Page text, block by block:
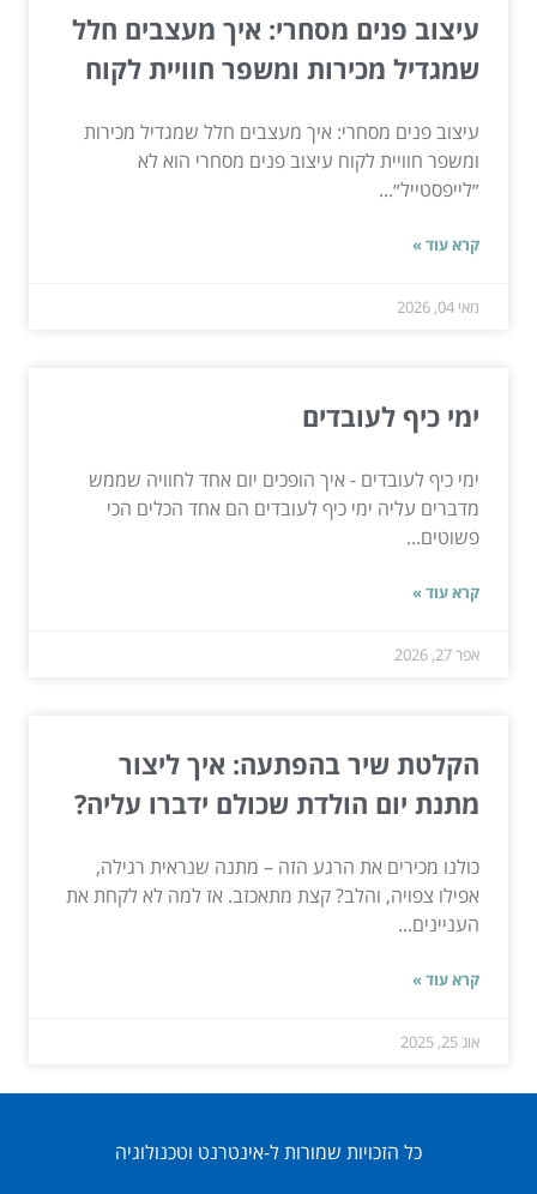
עיצוב פנים מסחרי: איך מעצבים חלל
שמגדיל מכירות ומשפר חוויית לקוח
עיצוב פנים מסחרי: איך מעצבים חלל שמגדיל מכירות
ומשפר חוויית לקוח עיצוב פנים מסחרי הוא לא
״לייפסטייל״...
קרא עוד »
מאי 04, 2026
ימי כיף לעובדים
ימי כיף לעובדים - איך הופכים יום אחד לחוויה שממש
מדברים עליה ימי כיף לעובדים הם אחד הכלים הכי
פשוטים...
קרא עוד »
אפר 27, 2026
הקלטת שיר בהפתעה: איך ליצור
מתנת יום הולדת שכולם ידברו עליה?
כולנו מכירים את הרגע הזה – מתנה שנראית רגילה,
אפילו צפויה, והלב? קצת מתאכזב. אז למה לא לקחת את
העניינים...
קרא עוד »
אוג 25, 2025
כל הזכויות שמורות ל-אינטרנט וטכנולוגיה